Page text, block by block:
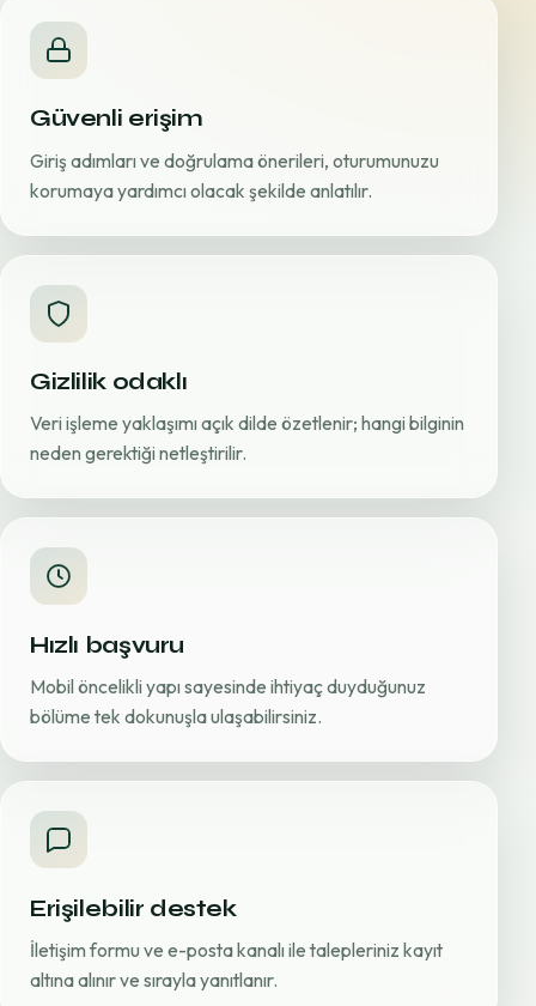
Güvenli erişim
Giriş adımları ve doğrulama önerileri, oturumunuzu
korumaya yardımcı olacak şekilde anlatılır.
Gizlilik odaklı
Veri işleme yaklaşımı açık dilde özetlenir; hangi bilginin
neden gerektiği netleştirilir.
Hızlı başvuru
Mobil öncelikli yapı sayesinde ihtiyaç duyduğunuz
bölüme tek dokunuşla ulaşabilirsiniz.
Erişilebilir destek
İletişim formu ve e-posta kanalı ile talepleriniz kayıt
altına alınır ve sırayla yanıtlanır.